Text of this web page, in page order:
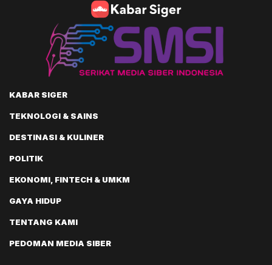
KABAR SIGER
TEKNOLOGI & SAINS
DESTINASI & KULINER
POLITIK
EKONOMI, FINTECH & UMKM
GAYA HIDUP
TENTANG KAMI
PEDOMAN MEDIA SIBER